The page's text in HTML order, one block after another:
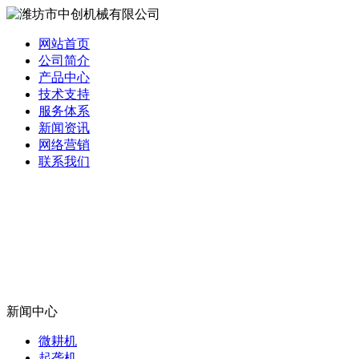
网站首页
公司简介
产品中心
技术支持
服务体系
新闻资讯
网络营销
联系我们
新闻中心
微耕机